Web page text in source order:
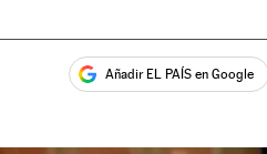
Añadir EL PAÍS en Google